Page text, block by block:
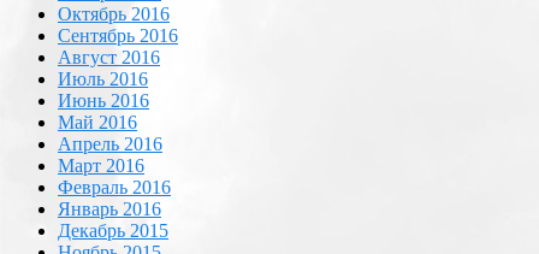
Октябрь 2016
Сентябрь 2016
Август 2016
Июль 2016
Июнь 2016
Май 2016
Апрель 2016
Март 2016
Февраль 2016
Январь 2016
Декабрь 2015